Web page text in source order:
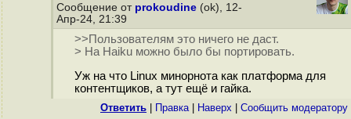
Сообщение от prokoudine (ok), 12-
Апр-24, 21:39
>>Пользователям это ничего не даст.
> На Haiku можно было бы портировать.
Уж на что Linux минорнота как платформа для
контентщиков, а тут ещё и гайка.
Ответить Правка| Наверх Cообщить модератору